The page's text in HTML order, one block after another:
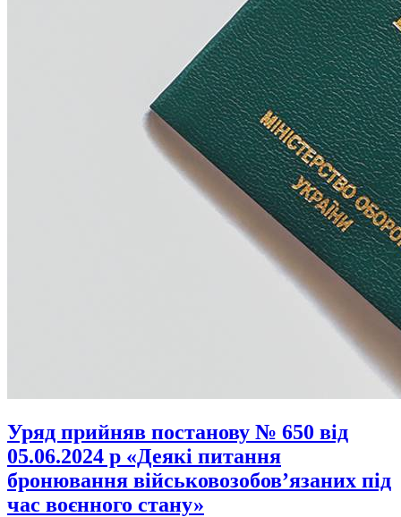
Уряд прийняв постанову № 650 від
05.06.2024 р «Деякі питання
бронювання військовозобов’язаних під
час воєнного стану»